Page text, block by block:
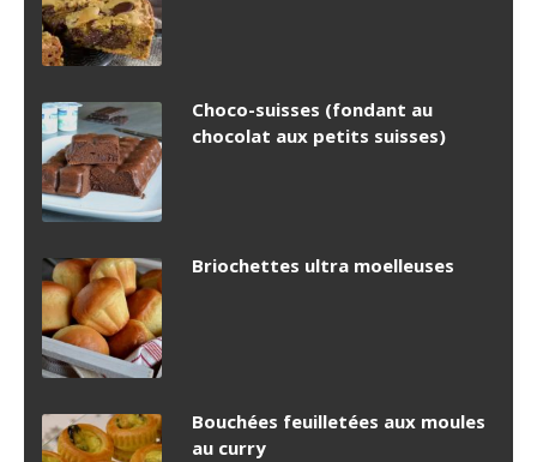
Choco-suisses (fondant au
chocolat aux petits suisses)
Briochettes ultra moelleuses
Bouchées feuilletées aux moules
au curry